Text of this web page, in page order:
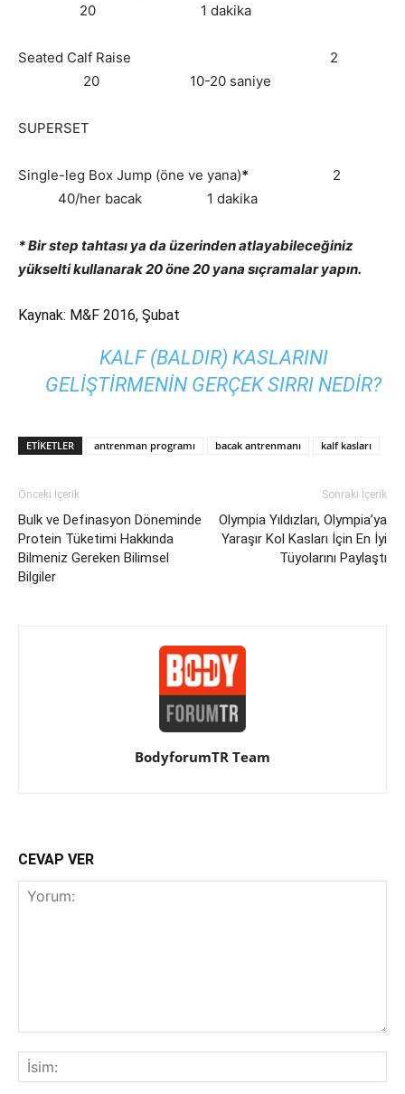
20 1 dakika
Seated Calf Raise 2
20 10-20 saniye
SUPERSET
Single-leg Box Jump (öne ve yana)*
2
40/her bacak 1 dakika
* Bir step tahtası ya da üzerinden atlayabileceğiniz
yükselti kullanarak 20 öne 20 yana sıçramalar yapın.
Kaynak: M&F 2016, Şubat
KALF (BALDIR) KASLARINI
GELIŞTIRMENIN GERÇEK SIRRI NEDIR?
ETIKETLER antrenman programı bacak antrenmanı kalf kasları
Önceki İçerik
Bulk ve Definasyon Döneminde
Protein Tüketimi Hakkında
Bilmeniz Gereken Bilimsel
Bilgiler
Sonraki İçerik
Olympia Yıldızları, Olympia’ya
Yaraşır Kol Kasları İçin En İyi
Tüyolarını Paylaştı
BodyforumTR Team
CEVAP VER